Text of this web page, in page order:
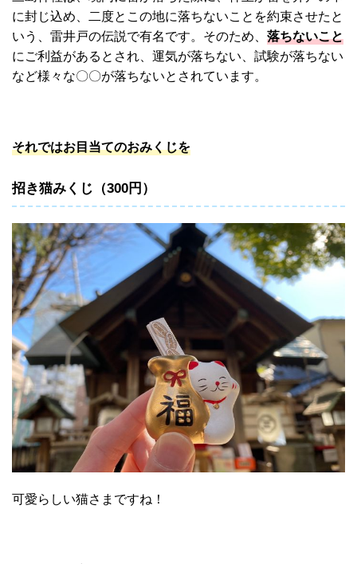
に封じ込め、二度とこの地に落ちないことを約束させたと
いう、雷井戸の伝説で有名です。そのため、 落ちないこと
にご利益があるとされ、運気が落ちない、試験が落ちない
など様々な〇〇が落ちないとされています。
それではお目当てのおみくじを
招き猫みくじ（300円）
可愛らしい猫さまですね！